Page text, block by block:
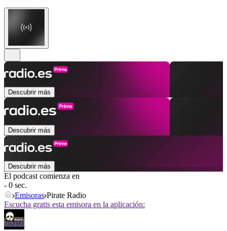
Descubrir más
Descubrir más
Descubrir más
El podcast comienza en
- 0 sec.
Emisoras Pirate Radio
Escucha gratis esta emisora en la aplicación: